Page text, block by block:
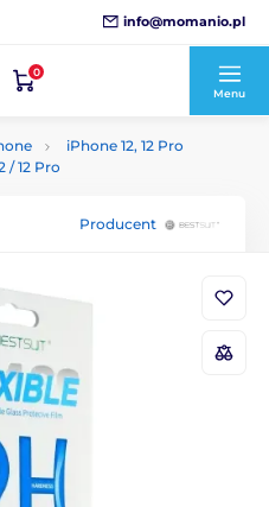
info@momanio.pl
0
Menu
iPhone 12, 12 Pro
/ 12 Pro
Producent